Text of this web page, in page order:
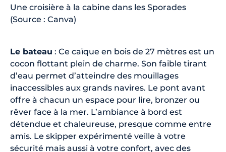
Une croisière à la cabine dans les Sporades
(Source : Canva)
Le bateau : Ce caïque en bois de 27 mètres est un
cocon flottant plein de charme. Son faible tirant
d’eau permet d’atteindre des mouillages
inaccessibles aux grands navires. Le pont avant
offre à chacun un espace pour lire, bronzer ou
rêver face à la mer. L’ambiance à bord est
détendue et chaleureuse, presque comme entre
amis. Le skipper expérimenté veille à votre
sécurité mais aussi à votre confort, avec des